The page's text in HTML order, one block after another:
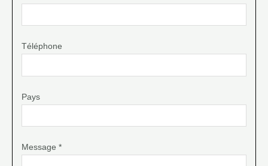
Téléphone
Pays
Message *